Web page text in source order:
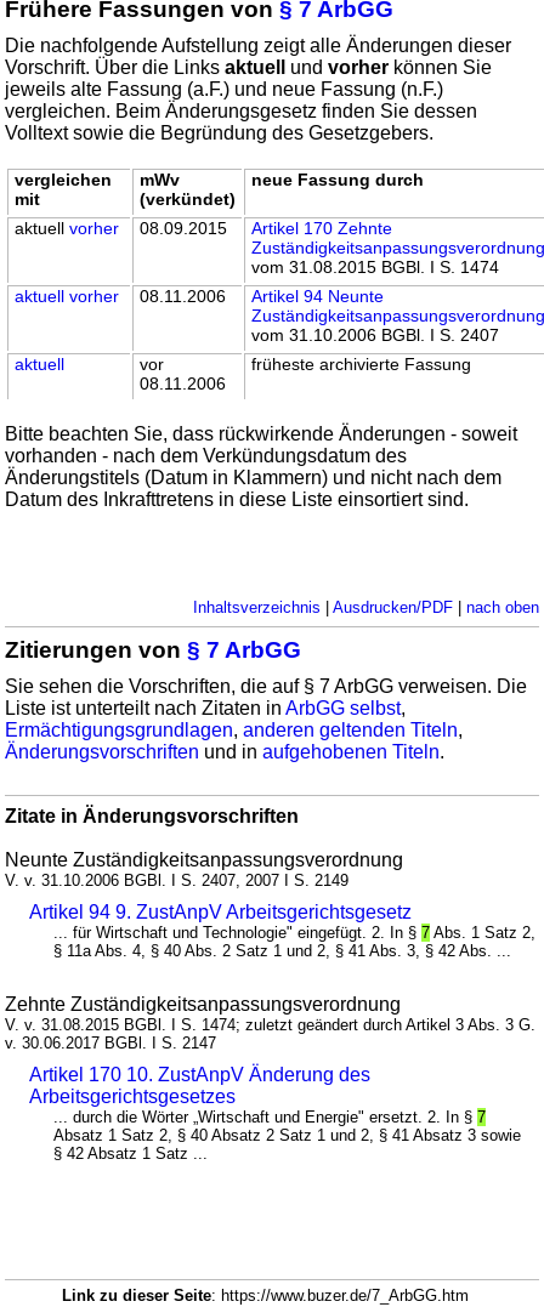
Frühere Fassungen von§ 7 ArbGG
Die nachfolgende Aufstellung zeigt alle Änderungen dieser
Vorschrift. Über die Linksaktuell undvorher können Sie
jeweils alte Fassung (a.F.) und neue Fassung (n.F.)
vergleichen. Beim Änderungsgesetz finden Sie dessen
Volltext sowie die Begründung des Gesetzgebers.
vergleichen
mit
mWv
(verkündet)
neue Fassung durch
aktuellvorher 08.09.2015
Artikel 170 Zehnte
vom 31.08.2015 BGBl. I S. 1474
aktuell vorher 08.11.2006
Artikel 94 Neunte
vom 31.10.2006 BGBl. I S. 2407
aktuell
vor
08.11.2006
früheste archivierte Fassung
Bitte beachten Sie, dass rückwirkende Änderungen - soweit
vorhanden - nach dem Verkündungsdatum des
Änderungstitels (Datum in Klammern) und nicht nach dem
Datum des Inkrafttretens in diese Liste einsortiert sind.
Inhaltsverzeichnis Ausdrucken/PDF| nach oben
Zitierungen von§ 7 ArbGG
Sie sehen die Vorschriften, die auf § 7 ArbGG verweisen. Die
Liste ist unterteilt nach Zitaten inArbGG selbst,
Ermächtigungsgrundlagen,anderen geltenden Titeln,
Änderungsvorschriften und inaufgehobenen Titeln.
Zitate in Änderungsvorschriften
Neunte Zuständigkeitsanpassungsverordnung
V. v. 31.10.2006 BGBl. I S. 2407, 2007 I S. 2149
Artikel 94 9. ZustAnpV Arbeitsgerichtsgesetz
... für Wirtschaft und Technologie" eingefügt. 2. In §7 Abs. 1 Satz 2,
§ 11a Abs. 4, § 40 Abs. 2 Satz 1 und 2, § 41 Abs. 3, § 42 Abs. ...
Zehnte Zuständigkeitsanpassungsverordnung
V. v. 31.08.2015 BGBl. I S. 1474; zuletzt geändert durch Artikel 3 Abs. 3 G.
v. 30.06.2017 BGBl. I S. 2147
Artikel 170 10. ZustAnpV Änderung des
Arbeitsgerichtsgesetzes
... durch die Wörter „Wirtschaft und Energie" ersetzt. 2. In §7
Absatz 1 Satz 2, § 40 Absatz 2 Satz 1 und 2, § 41 Absatz 3 sowie
§ 42 Absatz 1 Satz ...
Link zu dieser Seite: https://www.buzer.de/7_ArbGG.htm